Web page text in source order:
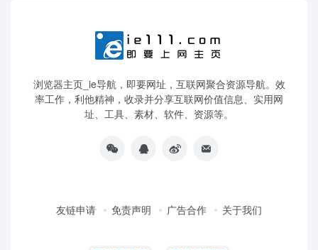
浏览器主页_ie导航，即要网址，互联网聚合资源导航。效
率工作，利他精神，收录并分享互联网价值信息、实用网
址、工具、素材、软件、资源等。
友链申请 免责声明 广告合作 关于我们